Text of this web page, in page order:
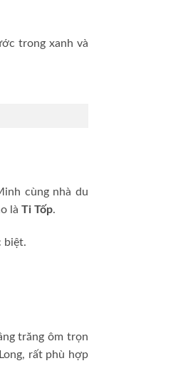
trong xanh và
cùng nhà du
là Ti Tốp.
biệt.
trăng ôm trọn
rất phù hợp